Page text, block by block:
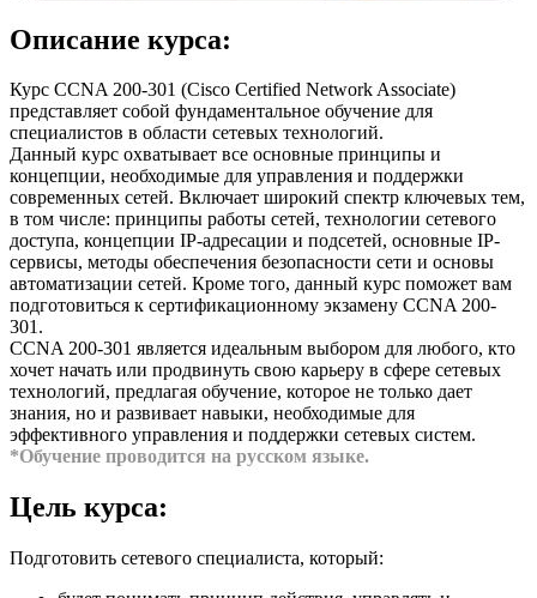
Описание курса:
Курс CCNA 200-301 (Cisco Certified Network Associate)
представляет собой фундаментальное обучение для
специалистов в области сетевых технологий.
Данный курс охватывает все основные принципы и
концепции, необходимые для управления и поддержки
современных сетей. Включает широкий спектр ключевых тем,
в том числе: принципы работы сетей, технологии сетевого
доступа, концепции IP-адресации и подсетей, основные IP-
сервисы, методы обеспечения безопасности сети и основы
автоматизации сетей. Кроме того, данный курс поможет вам
подготовиться к сертификационному экзамену CCNA 200-
301.
CCNA 200-301 является идеальным выбором для любого, кто
хочет начать или продвинуть свою карьеру в сфере сетевых
технологий, предлагая обучение, которое не только дает
знания, но и развивает навыки, необходимые для
эффективного управления и поддержки сетевых систем.
*Обучение проводится на русском языке.
Цель курса:
Подготовить сетевого специалиста, который: